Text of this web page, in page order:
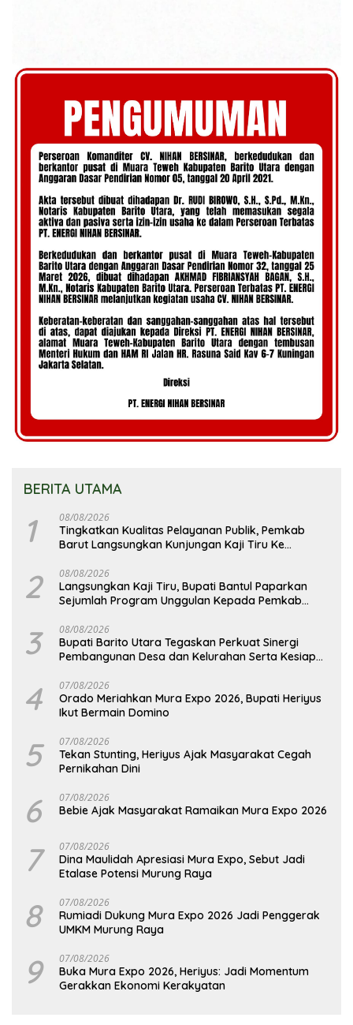
BERITA UTAMA
1 08/08/2026
Tingkatkan Kualitas Pelayanan Publik, Pemkab
Barut Langsungkan Kunjungan Kaji Tiru Ke
2 08/08/2026
Langsungkan Kaji Tiru, Bupati Bantul Paparkan
Sejumlah Program Unggulan Kepada Pemkab
3 08/08/2026
Bupati Barito Utara Tegaskan Perkuat Sinergi
Pembangunan Desa dan Kelurahan Serta Kesiapan
4 07/08/2026
Orado Meriahkan Mura Expo 2026, Bupati Heriyus
Ikut Bermain Domino
5 07/08/2026
Tekan Stunting, Heriyus Ajak Masyarakat Cegah
Pernikahan Dini
6 07/08/2026
Bebie Ajak Masyarakat Ramaikan Mura Expo 2026
7 07/08/2026
Dina Maulidah Apresiasi Mura Expo, Sebut Jadi
Etalase Potensi Murung Raya
8 07/08/2026
Rumiadi Dukung Mura Expo 2026 Jadi Penggerak
UMKM Murung Raya
9 07/08/2026
Buka Mura Expo 2026, Heriyus: Jadi Momentum
Gerakkan Ekonomi Kerakyatan